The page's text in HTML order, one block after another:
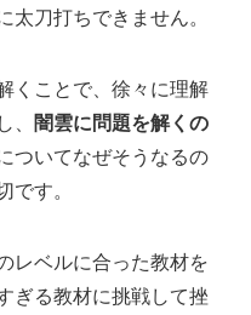
太刀打ちできません。
くことで、徐々に理解
、
闇雲に問題を解くの
ついてなぜそうなるの
です。
レベルに合った教材を
ぎる教材に挑戦して挫